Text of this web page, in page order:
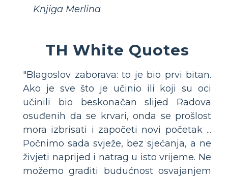
Knjiga Merlina
TH White Quotes
"Blagoslov zaborava: to je bio prvi bitan.
Ako je sve što je učinio ili koji su oci
učinili bio beskonačan slijed Radova
osuđenih da se krvari, onda se prošlost
mora izbrisati i započeti novi početak ...
Počnimo sada svježe, bez sjećanja, a ne
živjeti naprijed i natrag u isto vrijeme. Ne
možemo graditi budućnost osvajanjem